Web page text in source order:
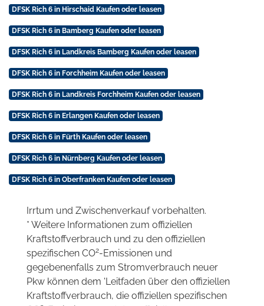
DFSK Rich 6 in Hirschaid Kaufen oder leasen
DFSK Rich 6 in Bamberg Kaufen oder leasen
DFSK Rich 6 in Landkreis Bamberg Kaufen oder leasen
DFSK Rich 6 in Forchheim Kaufen oder leasen
DFSK Rich 6 in Landkreis Forchheim Kaufen oder leasen
DFSK Rich 6 in Erlangen Kaufen oder leasen
DFSK Rich 6 in Fürth Kaufen oder leasen
DFSK Rich 6 in Nürnberg Kaufen oder leasen
DFSK Rich 6 in Oberfranken Kaufen oder leasen
Irrtum und Zwischenverkauf vorbehalten.
* Weitere Informationen zum offiziellen
Kraftstoffverbrauch und zu den offiziellen
spezifischen CO2-Emissionen und
gegebenenfalls zum Stromverbrauch neuer
Pkw können dem 'Leitfaden über den offiziellen
Kraftstoffverbrauch, die offiziellen spezifischen